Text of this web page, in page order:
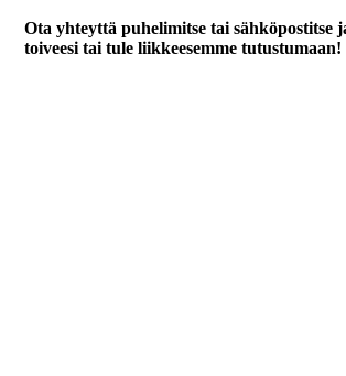
Ota yhteyttä puhelimitse tai sähköpostitse
toiveesi tai tule liikkeesemme tutustumaan!